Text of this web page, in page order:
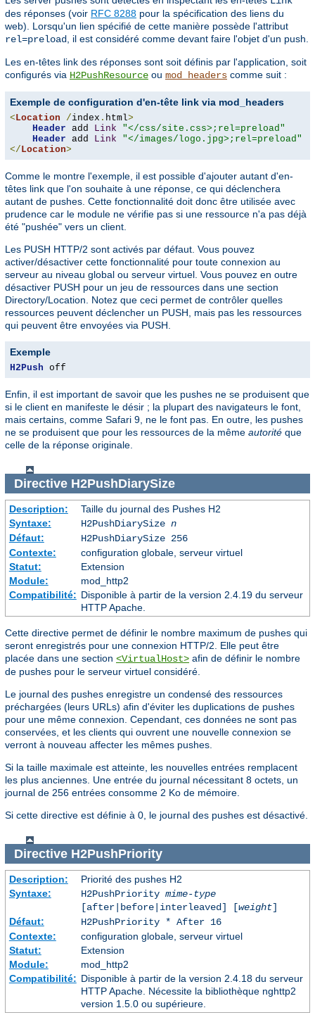
des réponses (voir RFC 8288 pour la spécification des liens du
web). Lorsqu'un lien spécifié de cette manière possède l'attribut
rel=preload
, il est considéré comme devant faire l'objet d'un push.
Les en-têtes link des réponses sont soit définis par l'application, soit
configurés via H2PushResource ou mod_headers comme suit :
Exemple de configuration d'en-tête link via mod_headers
< Location /index . html>
Header add Link
"</css/site.css>;rel=preload"
Header add Link
"</images/logo.jpg>;rel=preload"
</ Location>
Comme le montre l'exemple, il est possible d'ajouter autant d'en-
têtes link que l'on souhaite à une réponse, ce qui déclenchera
autant de pushes. Cette fonctionnalité doit donc être utilisée avec
prudence car le module ne vérifie pas si une ressource n'a pas déjà
été "pushée" vers un client.
Les PUSH HTTP/2 sont activés par défaut. Vous pouvez
activer/désactiver cette fonctionnalité pour toute connexion au
serveur au niveau global ou serveur virtuel. Vous pouvez en outre
désactiver PUSH pour un jeu de ressources dans une section
Directory/Location. Notez que ceci permet de contrôler quelles
ressources peuvent déclencher un PUSH, mais pas les ressources
qui peuvent être envoyées via PUSH.
Exemple
H2Push off
Enfin, il est important de savoir que les pushes ne se produisent que
si le client en manifeste le désir ; la plupart des navigateurs le font,
mais certains, comme Safari 9, ne le font pas. En outre, les pushes
ne se produisent que pour les ressources de la même autorité que
celle de la réponse originale.
Directive H2PushDiarySize
Description:
Taille du journal des Pushes H2
Syntaxe:
H2PushDiarySize n
Défaut:
H2PushDiarySize 256
Contexte:
configuration globale, serveur virtuel
Statut:
Extension
Module:
mod_http2
Compatibilité: Disponible à partir de la version 2.4.19 du serveur
HTTP Apache.
Cette directive permet de définir le nombre maximum de pushes qui
seront enregistrés pour une connexion HTTP/2. Elle peut être
placée dans une section <VirtualHost> afin de définir le nombre
de pushes pour le serveur virtuel considéré.
Le journal des pushes enregistre un condensé des ressources
préchargées (leurs URLs) afin d'éviter les duplications de pushes
pour une même connexion. Cependant, ces données ne sont pas
conservées, et les clients qui ouvrent une nouvelle connexion se
verront à nouveau affecter les mêmes pushes.
Si la taille maximale est atteinte, les nouvelles entrées remplacent
les plus anciennes. Une entrée du journal nécessitant 8 octets, un
journal de 256 entrées consomme 2 Ko de mémoire.
Si cette directive est définie à 0, le journal des pushes est désactivé.
Directive H2PushPriority
Description:
Priorité des pushes H2
Syntaxe:
H2PushPriority mime-type
[after|before|interleaved] [weight]
Défaut:
H2PushPriority * After 16
Contexte:
configuration globale, serveur virtuel
Statut:
Extension
Module:
mod_http2
Compatibilité: Disponible à partir de la version 2.4.18 du serveur
HTTP Apache. Nécessite la bibliothèque nghttp2
version 1.5.0 ou supérieure.